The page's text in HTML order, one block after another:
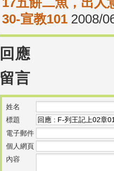
30-宣教1012008/
回應
留言
姓名
標題
電子郵件
個人網頁
內容